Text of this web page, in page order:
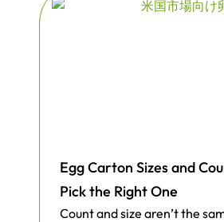
Egg Carton Sizes and
Pick the Right One
Count and size aren’t the